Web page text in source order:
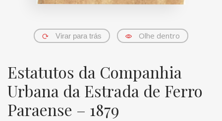
Virar para trás Olhe dentro
Estatutos da Companhia
Urbana da Estrada de Ferro
Paraense – 1879